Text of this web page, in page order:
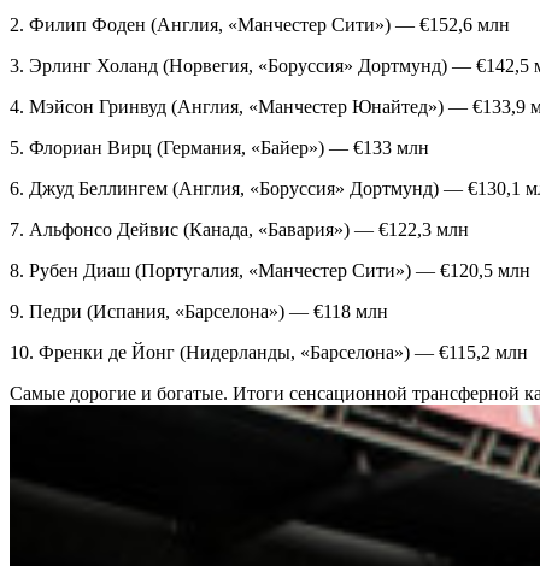
2. Филип Фоден (Англия, «Манчестер Сити») — €152,6 млн
3. Эрлинг Холанд (Норвегия, «Боруссия» Дортмунд) — €142,5
4. Мэйсон Гринвуд (Англия, «Манчестер Юнайтед») — €133,9
5. Флориан Вирц (Германия, «Байер») — €133 млн
6. Джуд Беллингем (Англия, «Боруссия» Дортмунд) — €130,1
7. Альфонсо Дейвис (Канада, «Бавария») — €122,3 млн
8. Рубен Диаш (Португалия, «Манчестер Сити») — €120,5 млн
9. Педри (Испания, «Барселона») — €118 млн
10. Френки де Йонг (Нидерланды, «Барселона») — €115,2 млн
Самые дорогие и богатые. Итоги сенсационной трансферной